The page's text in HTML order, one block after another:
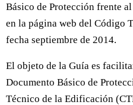
Básico de Protección frente
en la página web del Código
fecha septiembre de 2014.
El objeto de la Guía es
Documento Básico de
Técnico de la Edificación